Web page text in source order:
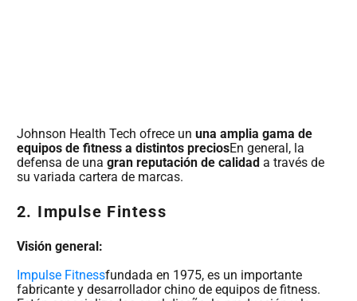
Johnson Health Tech ofrece un una amplia gama de
equipos de fitness a distintos preciosEn general, la
defensa de una gran reputación de calidad a través de
su variada cartera de marcas.
2. Impulse Fintess
Visión general:
Impulse Fitnessfundada en 1975, es un importante
fabricante y desarrollador chino de equipos de fitness.